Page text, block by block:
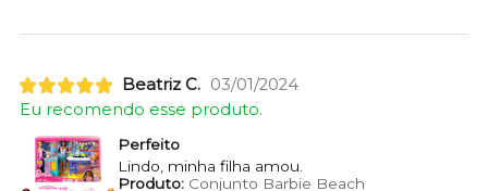
Beatriz C. 03/01/2024
Eu recomendo esse produto.
Perfeito
Lindo, minha filha amou.
Produto:Conjunto Barbie Beach